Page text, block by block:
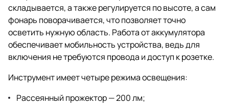
складывается, а также регулируется по высоте, а сам
фонарь поворачивается, что позволяет точно
осветить нужную область. Работа от аккумулятора
обеспечивает мобильность устройства, ведь для
включения не требуются провода и доступ к розетке.
Инструмент имеет четыре режима освещения:
Рассеянный прожектор — 200 лм;